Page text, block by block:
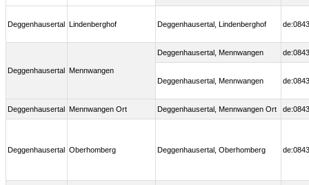
Deggenhausertal Lindenberghof Deggenhausertal, Lindenberghof
Deggenhausertal Mennwangen
Deggenhausertal, Mennwangen
Deggenhausertal, Mennwangen
Deggenhausertal Mennwangen Ort Deggenhausertal, Mennwangen Ort
Deggenhausertal Oberhomberg Deggenhausertal, Oberhomberg